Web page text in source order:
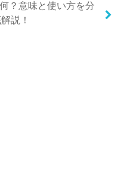
？意味と使い方を分
説！